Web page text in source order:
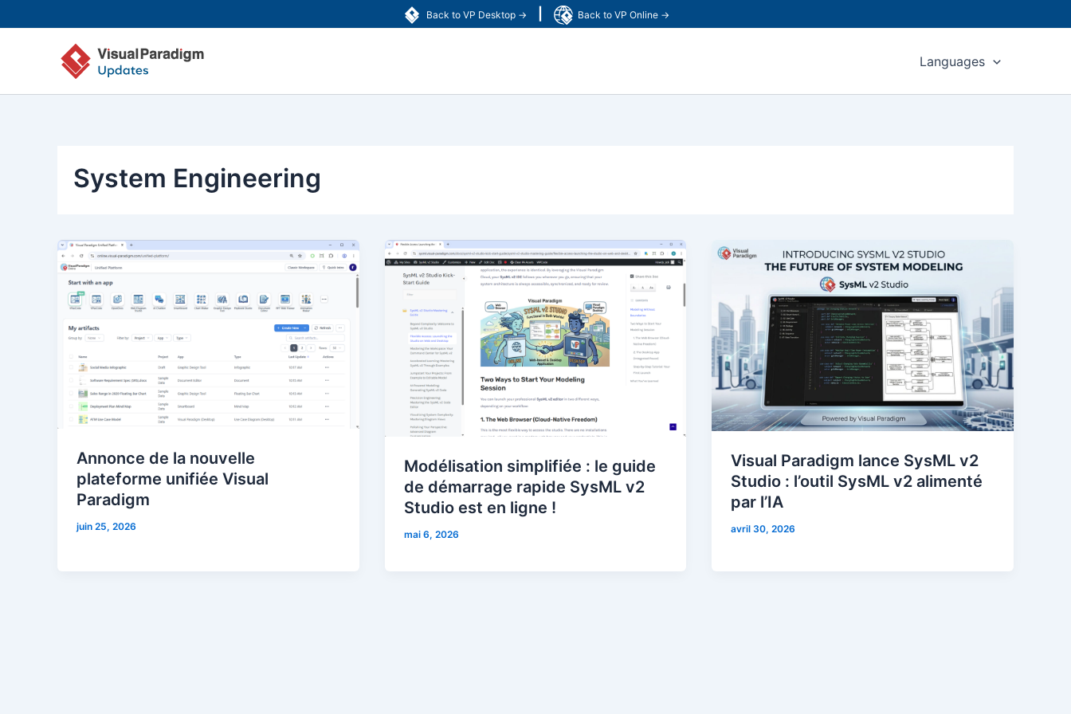
Back to VP Desktop → Back to VP Online →
au
Languages
System Engineering
Annonce de la nouvelle
plateforme unifiée Visual
Paradigm
juin 25, 2026
Modélisation simplifiée : le guide
de démarrage rapide SysML v2
Studio est en ligne !
mai 6, 2026
Visual Paradigm lance SysML v2
Studio : l’outil SysML v2 alimenté
par l’IA
avril 30, 2026